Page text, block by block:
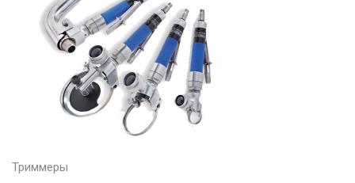
Триммеры